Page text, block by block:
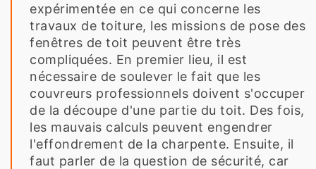
expérimentée en ce qui concerne les
travaux de toiture, les missions de pose des
fenêtres de toit peuvent être très
compliquées. En premier lieu, il est
nécessaire de soulever le fait que les
couvreurs professionnels doivent s'occuper
de la découpe d'une partie du toit. Des fois,
les mauvais calculs peuvent engendrer
l'effondrement de la charpente. Ensuite, il
faut parler de la question de sécurité, car